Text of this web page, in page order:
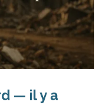
— il y a